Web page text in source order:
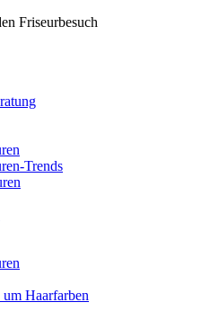
Friseurbesuch
Trends
um Haarfarben